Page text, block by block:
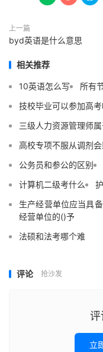
上一篇
byd英语是什么意思
相关推荐
10英语怎么写 所有
技校毕业可以参加高
三级人力资源管理师
高校专项不服从调剂
公务员和参公的区别
计算机二级考什么
生产经营单位应当具
经营单位的()予
法硕和法考哪个难
评论 抢沙发
评
立